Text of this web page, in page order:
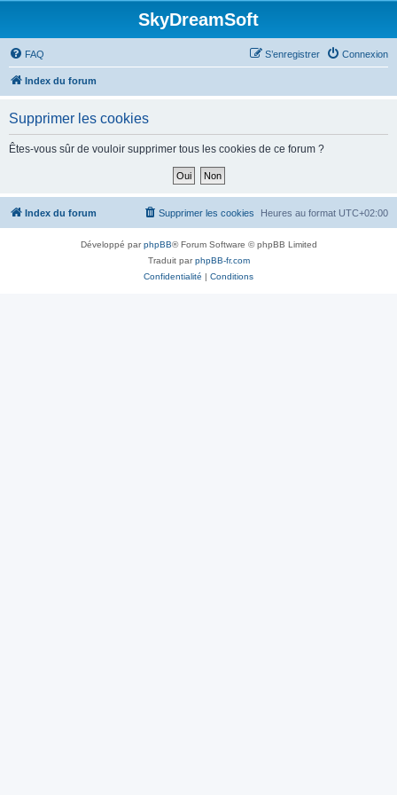
SkyDreamSoft
FAQ Connexion
S’enregistrer
Index du forum
Supprimer les cookies
Êtes-vous sûr de vouloir supprimer tous les cookies de ce forum ?
Index du forum Heures au format UTC+02:00
Supprimer les cookies
Développé parphpBB® Forum Software © phpBB Limited
Traduit parphpBB-fr.com
Confidentialité | Conditions